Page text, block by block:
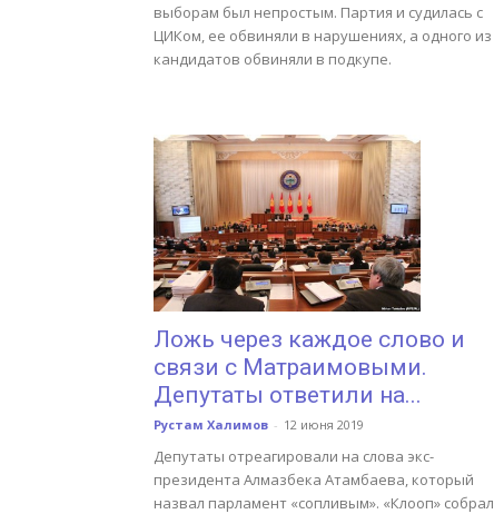
выборам был непростым. Партия и судилась с
ЦИКом, ее обвиняли в нарушениях, а одного из
кандидатов обвиняли в подкупе.
Ложь через каждое слово и
связи с Матраимовыми.
Депутаты ответили на...
Рустам Халимов - 12 июня 2019
Депутаты отреагировали на слова экс-
президента Алмазбека Атамбаева, который
назвал парламент «сопливым». «Клооп» собрал